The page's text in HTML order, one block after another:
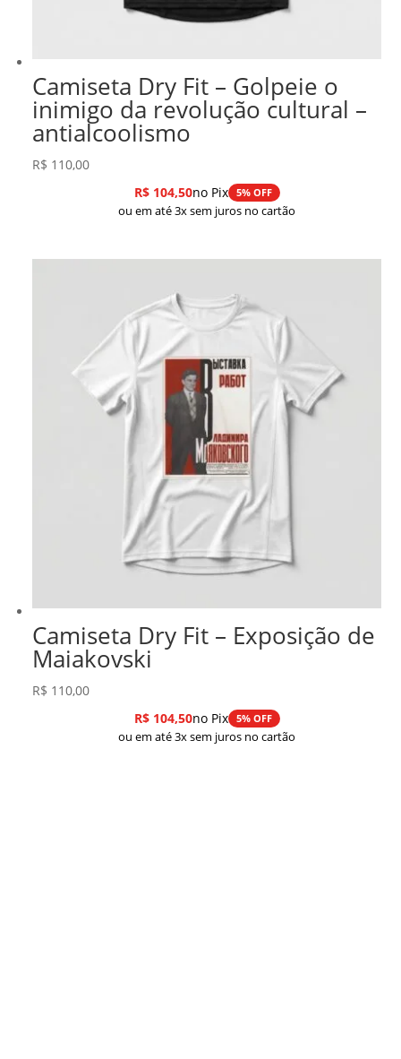
Camiseta Dry Fit – Golpeie o
inimigo da revolução cultural –
antialcoolismo
R$ 110,00
R$104,50no Pix 5% OFF
ou em até 3x sem juros no cartão
Camiseta Dry Fit – Exposição de
Maiakovski
R$ 110,00
R$104,50no Pix 5% OFF
ou em até 3x sem juros no cartão